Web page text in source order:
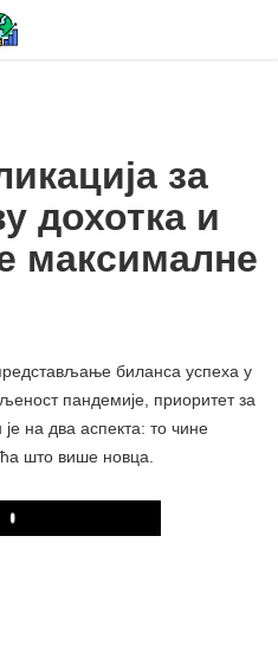
за
дохотка и
максималне
биланса успеха у
пандемије, приоритет за
на два аспекта: то чине
што више новца.
Play